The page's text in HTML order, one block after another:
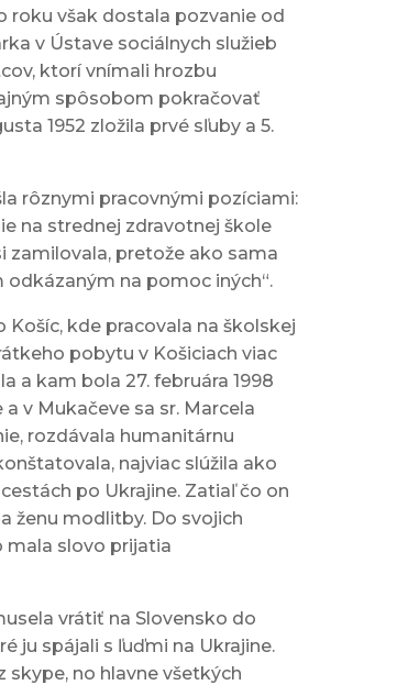
roku však dostala pozvanie od
v Ústave sociálnych služieb
ktorí vnímali hrozbu
spôsobom pokračovať
1952 zložila prvé sľuby a 5.
rôznymi pracovnými pozíciami:
na strednej zdravotnej škole
zamilovala, pretože ako sama
na pomoc iných“.
kde pracovala na školskej
pobytu v Košiciach viac
a kam bola 27. februára 1998
v Mukačeve sa sr. Marcela
rozdávala humanitárnu
najviac slúžila ako
po Ukrajine. Zatiaľ čo on
ženu modlitby. Do svojich
mala slovo prijatia
vrátiť na Slovensko do
ju spájali s ľuďmi na Ukrajine.
skype, no hlavne všetkých